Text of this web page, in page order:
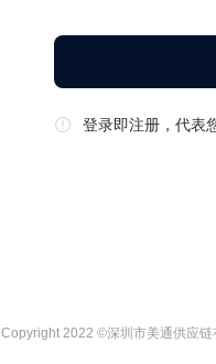
登录即注册，代表
Copyright 2022 ©深圳市美通供应